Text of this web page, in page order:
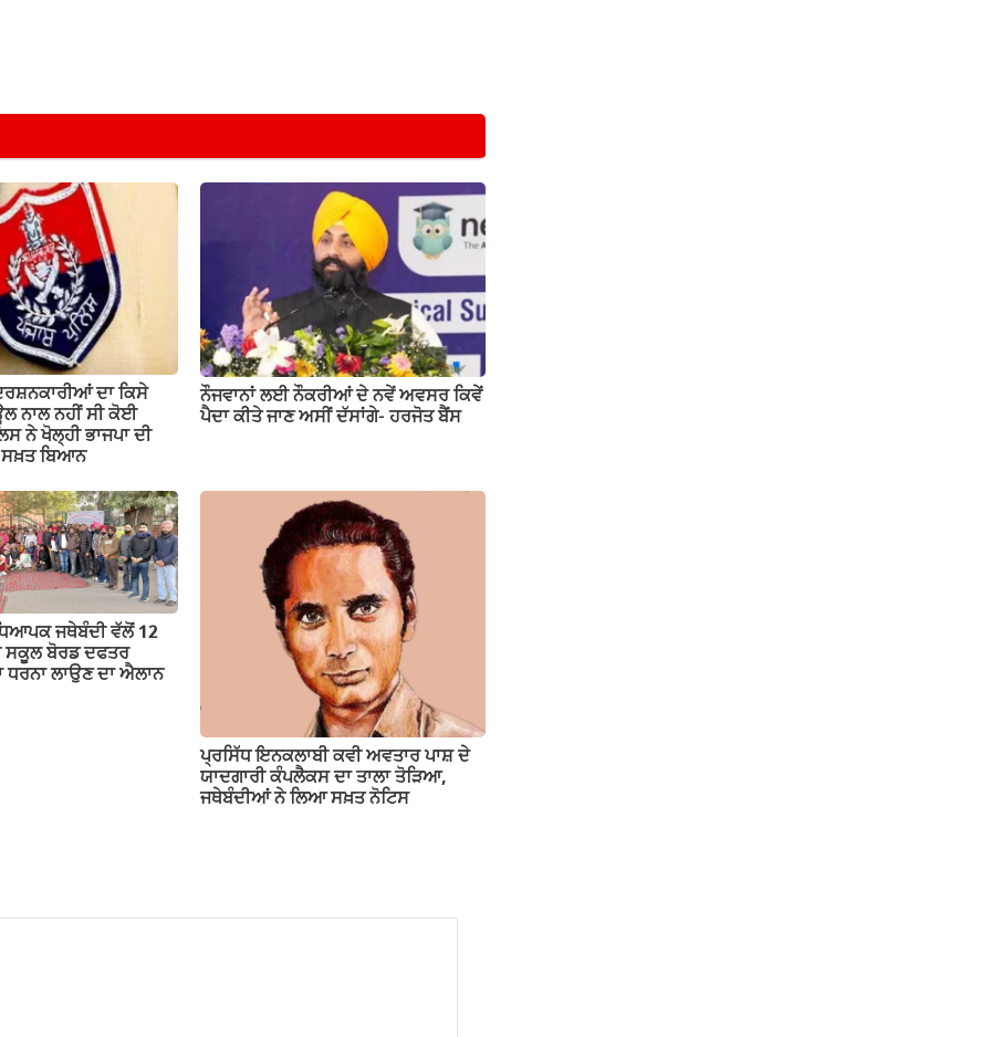
ਦਾ ਕਿਸੇ
ਨਾਲ ਨਹੀਂ ਸੀ ਕੋਈ
ਨੇ ਖੋਲ੍ਹੀ ਭਾਜਪਾ ਦੀ
ਸਖ਼ਤ ਬਿਆਨ
ਨੌਜਵਾਨਾਂ ਲਈ ਨੌਕਰੀਆਂ ਦੇ ਨਵੇਂ ਅਵਸਰ ਕਿਵੇਂ
ਪੈਦਾ ਕੀਤੇ ਜਾਣ ਅਸੀਂ ਦੱਸਾਂਗੇ- ਹਰਜੋਤ ਬੈਂਸ
ਜਥੇਬੰਦੀ ਵੱਲੋਂ 12
ਸਕੂਲ ਬੋਰਡ ਦਫਤਰ
ਧਰਨਾ ਲਾਉਣ ਦਾ ਐਲਾਨ
ਪ੍ਰਸਿੱਧ ਇਨਕਲਾਬੀ ਕਵੀ ਅਵਤਾਰ ਪਾਸ਼ ਦੇ
ਯਾਦਗਾਰੀ ਕੰਪਲੈਕਸ ਦਾ ਤਾਲਾ ਤੋੜਿਆ,
ਜਥੇਬੰਦੀਆਂ ਨੇ ਲਿਆ ਸਖ਼ਤ ਨੋਟਿਸ